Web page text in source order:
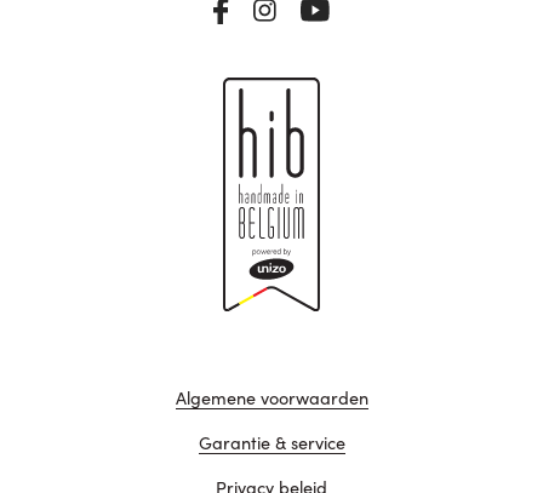
Algemene voorwaarden
Garantie & service
Privacy beleid